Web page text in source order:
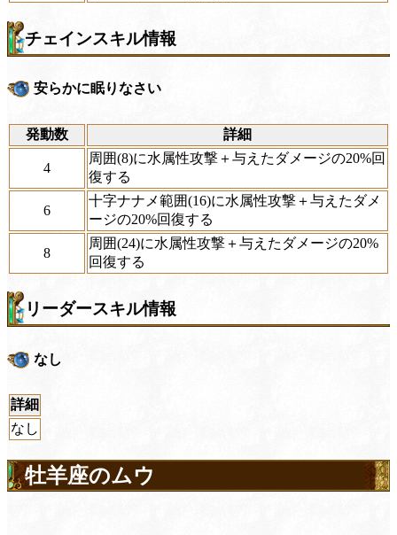
チェインスキル情報
安らかに眠りなさい
発動数 詳細
4
周囲(8)に水属性攻撃＋与えたダメージの20%回
復する
6
十字ナナメ範囲(16)に水属性攻撃＋与えたダメ
ージの20%回復する
8
周囲(24)に水属性攻撃＋与えたダメージの20%
回復する
リーダースキル情報
なし
詳細
なし
牡羊座のムウ